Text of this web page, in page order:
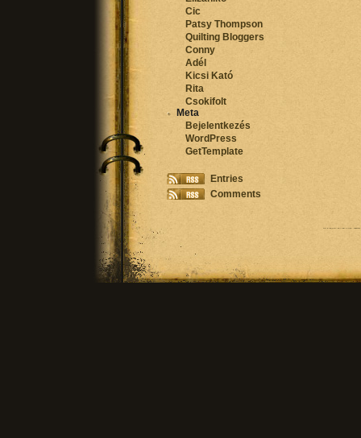
Cic
Patsy Thompson
Quilting Bloggers
Conny
Adél
Kicsi Kató
Rita
Csokifolt
Meta
Bejelentkezés
WordPress
GetTemplate
Entries
Comments